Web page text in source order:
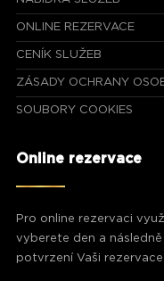
ONLINE REZERVACE
CENÍK SLUŽEB
ZÁSADY OCHRANY
SOUBORY COOKIES
Online rezervace
Pro online rezervaci
vyberete den a
potvrzení Vaši